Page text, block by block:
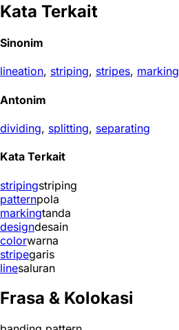
Kata Terkait
Sinonim
lineation, striping, stripes, marking
Antonim
dividing, splitting, separating
Kata Terkait
stripingstriping
patternpola
markingtanda
designdesain
colorwarna
stripegaris
linesaluran
Frasa & Kolokasi